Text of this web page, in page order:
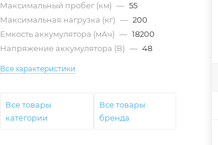
Максимальный пробег (км) — 55
Максимальная нагрузка (кг) — 200
Емкость аккумулятора (мАч) — 18200
Напряжение аккумулятора (В) — 48
Все характеристики
Все товары
категории
Все товары
бренда